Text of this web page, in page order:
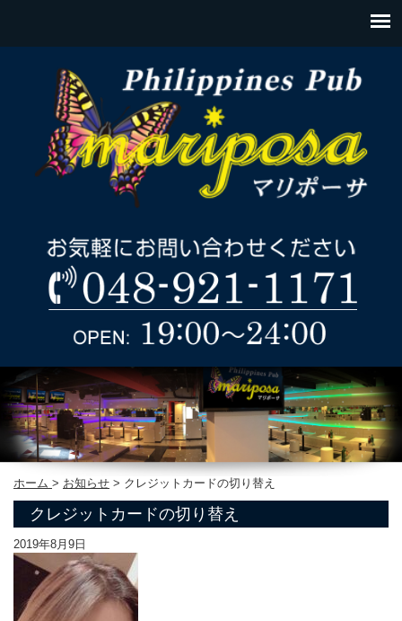
ホーム > お知らせ > クレジットカードの切り替え
クレジットカードの切り替え
2019年8月9日